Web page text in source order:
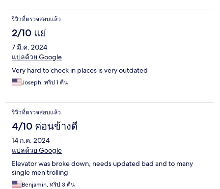
รีวิวที่ตรวจสอบแล้ว
2/10 แย่
7 มี.ค. 2024
แปลด้วย Google
Very hard to check in places is very outdated
Joseph, ทริป 1 คืน
รีวิวที่ตรวจสอบแล้ว
4/10 ค่อนข้างดี
14 ก.ค. 2024
แปลด้วย Google
Elevator was broke down, needs updated bad and to many
single men trolling
Benjamin, ทริป 3 คืน